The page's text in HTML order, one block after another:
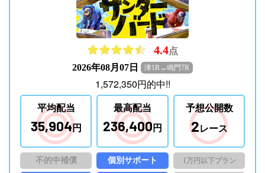
4.4点
2026年08月07日 津1R→鳴門7R
1,572,350円的中!!
平均配当
35,904円
最高配当
236,400円
予想公開数
2レース
不的中補償 個別サポート 1万円以下プラン